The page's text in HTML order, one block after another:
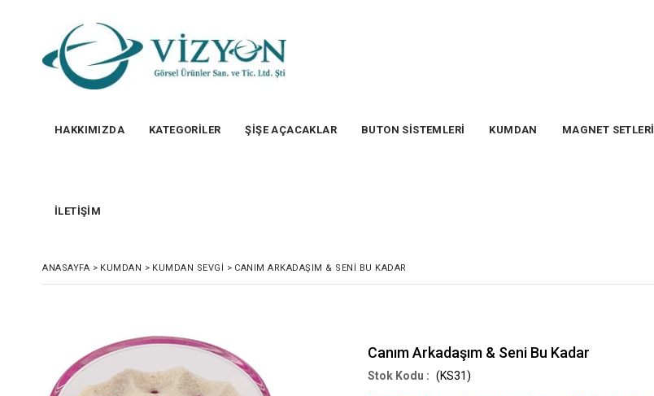
HAKKIMIZDA KATEGORİLER ŞİŞE AÇACAKLAR BUTON SİSTEMLERİ KUMDAN MAGNET SETLERİ
İLETİŞİM
ANASAYFA > KUMDAN > KUMDAN SEVGI > CANIM ARKADAŞIM & SENI BU KADAR
Canım Arkadaşım & Seni Bu Kadar
(KS31)